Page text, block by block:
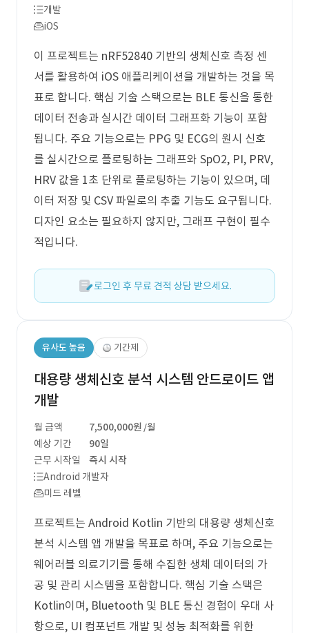
개발
iOS
이 프로젝트는 nRF52840 기반의 생체신호 측정 센
서를 활용하여 iOS 애플리케이션을 개발하는 것을 목
표로 합니다. 핵심 기술 스택으로는 BLE 통신을 통한
데이터 전송과 실시간 데이터 그래프화 기능이 포함
됩니다. 주요 기능으로는 PPG 및 ECG의 원시 신호
를 실시간으로 플로팅하는 그래프와 SpO2, PI, PRV,
HRV 값을 1초 단위로 플로팅하는 기능이 있으며, 데
이터 저장 및 CSV 파일로의 추출 기능도 요구됩니다.
디자인 요소는 필요하지 않지만, 그래프 구현이 필수
적입니다.
로그인 후 무료 견적 상담 받으세요.
유사도 높음 기간제
대용량 생체신호 분석 시스템 안드로이드 앱
개발
월 금액 7,500,000원 /월
예상 기간
90일
근무 시작일
즉시 시작
Android 개발자
미드 레벨
프로젝트는 Android Kotlin 기반의 대용량 생체신호
분석 시스템 앱 개발을 목표로 하며, 주요 기능으로는
웨어러블 의료기기를 통해 수집한 생체 데이터의 가
공 및 관리 시스템을 포함합니다. 핵심 기술 스택은
Kotlin이며, Bluetooth 및 BLE 통신 경험이 우대 사
항으로, UI 컴포넌트 개발 및 성능 최적화를 위한